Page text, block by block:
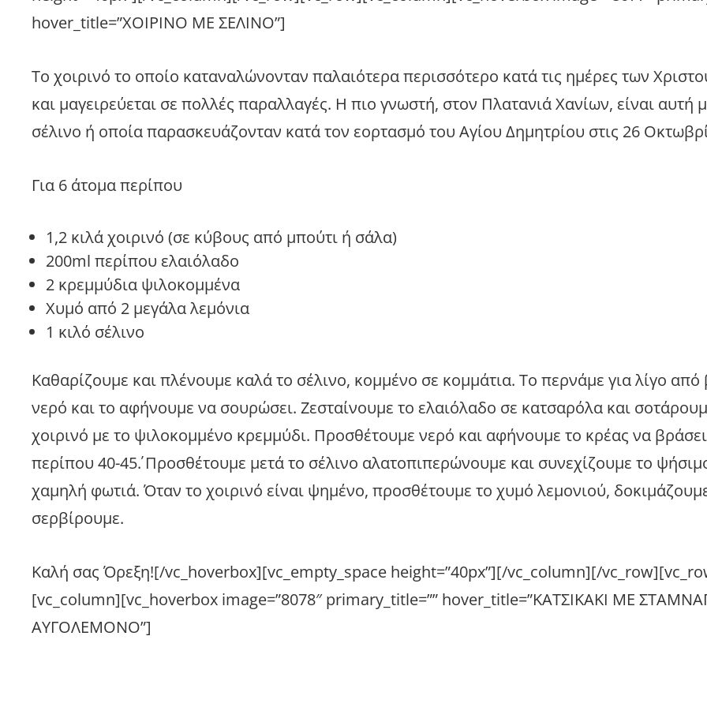
hover_title=”ΧΟΙΡΙΝΟ ΜΕ ΣΕΛΙΝΟ”]
Το χοιρινό το οποίο καταναλώνονταν παλαιότερα περισσότερο κατά τις ημέρες των
και μαγειρεύεται σε πολλές παραλλαγές. Η πιο γνωστή, στον Πλατανιά Χανίων, είναι αυτή
σέλινο ή οποία παρασκευάζονταν κατά τον εορτασμό του Αγίου Δημητρίου στις 26
Για 6 άτομα περίπου
1,2 κιλά χοιρινό (σε κύβους από μπούτι ή σάλα)
200ml περίπου ελαιόλαδο
2 κρεμμύδια ψιλοκομμένα
Χυμό από 2 μεγάλα λεμόνια
1 κιλό σέλινο
Καθαρίζουμε και πλένουμε καλά το σέλινο, κομμένο σε κομμάτια. Το περνάμε για λίγο
νερό και το αφήνουμε να σουρώσει. Ζεσταίνουμε το ελαιόλαδο σε κατσαρόλα και
χοιρινό με το ψιλοκομμένο κρεμμύδι. Προσθέτουμε νερό και αφήνουμε το κρέας να βράσει
περίπου 40-45΄. Προσθέτουμε μετά το σέλινο αλατοπιπερώνουμε και συνεχίζουμε το
χαμηλή φωτιά. Όταν το χοιρινό είναι ψημένο, προσθέτουμε το χυμό λεμονιού,
σερβίρουμε.
Καλή σας Όρεξη![/vc_hoverbox][vc_empty_space height=”40px”][/vc_column][/
[vc_column][vc_hoverbox image=”8078″ primary_title=”” hover_title=”ΚΑΤΣΙΚΑΚΙ ΜΕ
ΑΥΓΟΛΕΜΟΝΟ”]